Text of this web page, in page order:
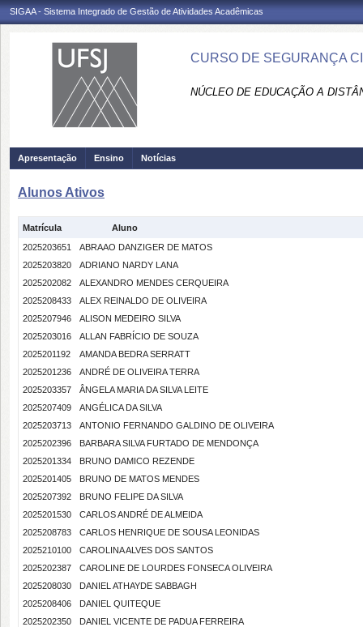
SIGAA - Sistema Integrado de Gestão de Atividades Acadêmicas
CURSO DE SEGURANÇA
NÚCLEO DE EDUCAÇÃO A
Apresentação Ensino Notícias
Alunos Ativos
Matrícula
Aluno
2025203651
ABRAAO DANZIGER DE MATOS
2025203820
ADRIANO NARDY LANA
2025202082
ALEXANDRO MENDES CERQUEIRA
2025208433
ALEX REINALDO DE OLIVEIRA
2025207946
ALISON MEDEIRO SILVA
2025203016
ALLAN FABRÍCIO DE SOUZA
2025201192
AMANDA BEDRA SERRATT
2025201236
ANDRÉ DE OLIVEIRA TERRA
2025203357
ÂNGELA MARIA DA SILVA LEITE
2025207409
ANGÉLICA DA SILVA
2025203713
ANTONIO FERNANDO GALDINO DE OLIVEIRA
2025202396
BARBARA SILVA FURTADO DE MENDONÇA
2025201334
BRUNO DAMICO REZENDE
2025201405
BRUNO DE MATOS MENDES
2025207392
BRUNO FELIPE DA SILVA
2025201530
CARLOS ANDRÉ DE ALMEIDA
2025208783
CARLOS HENRIQUE DE SOUSA LEONIDAS
2025210100
CAROLINA ALVES DOS SANTOS
2025202387
CAROLINE DE LOURDES FONSECA OLIVEIRA
2025208030
DANIEL ATHAYDE SABBAGH
2025208406
DANIEL QUITEQUE
2025202350
DANIEL VICENTE DE PADUA FERREIRA